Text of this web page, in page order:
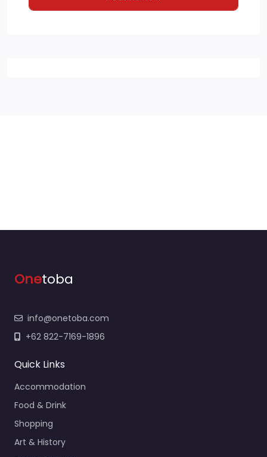
Onetoba
info@onetoba.com
+62 822-7169-1896
Quick Links
Accommodation
Food & Drink
Shopping
Art & History